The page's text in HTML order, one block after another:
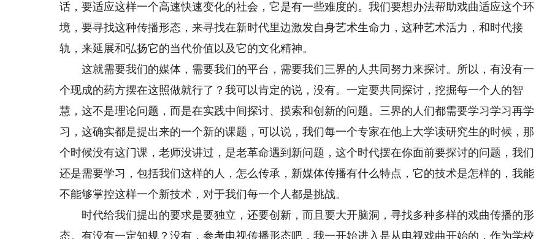
话，要适应这样一个高速快速变化的社会，它是有一些难度的。我们要想办法帮助戏曲适应这个环
境，要寻找这种传播形态，来寻找在新时代里边激发自身艺术生命力，这种艺术活力，和时代接
轨，来延展和弘扬它的当代价值以及它的文化精神。
这就需要我们的媒体，需要我们的平台，需要我们三界的人共同努力来探讨。所以，有没有一
个现成的药方摆在这照做就行了？我可以肯定的说，没有。一定要共同探讨，挖掘每一个人的智
慧，这不是理论问题，而是在实践中间探讨、摸索和创新的问题。三界的人们都需要学习学习再学
习，这确实都是提出来的一个新的课题，可以说，我们每一个专家在他上大学读研究生的时候，那
个时候没有这门课，老师没讲过，是老革命遇到新问题，这个时代摆在你面前要探讨的问题，我们
还是需要学习，包括我们这样的人，怎么传承，新媒体传播有什么特点，它的技术是怎样的，我能
不能够掌控这样一个新技术，对于我们每一个人都是挑战。
时代给我们提出的要求是要独立，还要创新，而且要大开脑洞，寻找多种多样的戏曲传播的形
态。有没有一定知规？没有，参考电视传播形态吧，我一开始进入是从电视戏曲开始的，作为学校